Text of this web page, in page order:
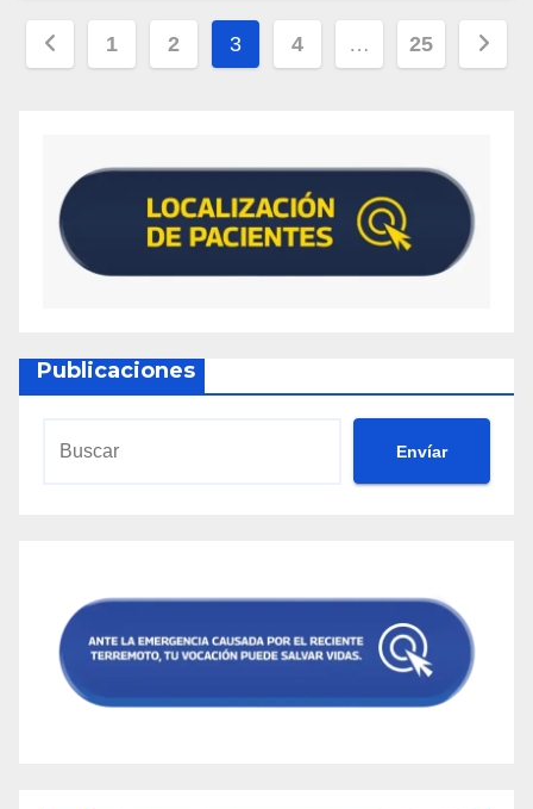
1 2 3 4 … 25
Publicaciones
Envíar